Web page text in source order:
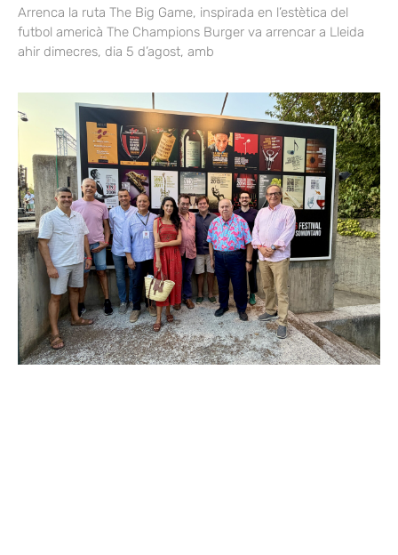
Arrenca la ruta The Big Game, inspirada en l’estètica del
futbol americà The Champions Burger va arrencar a Lleida
ahir dimecres, dia 5 d’agost, amb